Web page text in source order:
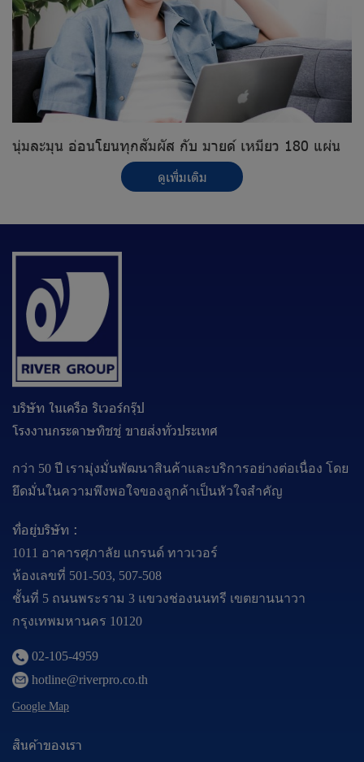
นุ่มละมุน อ่อนโยนทุกสัมผัส กับ มายด์ เหมียว 180 แผ่น
ดูเพิ่มเติม
บริษัท ในเครือ ริเวอร์กรุ๊ป
โรงงานกระดาษทิชชู่ ขายส่งทั่วประเทศ
กว่า 50 ปี เรามุ่งมั่นพัฒนาสินค้าและบริการอย่างต่อเนื่อง โดย
ยึดมั่นในความพึงพอใจของลูกค้าเป็นหัวใจสำคัญ
ที่อยู่บริษัท :
1011 อาคารศุภาลัย แกรนด์ ทาวเวอร์
ห้องเลขที่ 501-503, 507-508
ชั้นที่ 5 ถนนพระราม 3 แขวงช่องนนทรี เขตยานนาวา
กรุงเทพมหานคร 10120
02-105-4959
hotline@riverpro.co.th
Google Map
สินค้าของเรา